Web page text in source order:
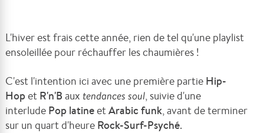
L'hiver est frais cette année, rien de tel qu'une playlist
ensoleillée pour réchauffer les chaumières !
C'est l'intention ici avec une première partie Hip-
Hop et R'n'B aux tendances soul, suivie d'une
interlude Pop latine etArabic funk, avant de terminer
sur un quart d'heure Rock-Surf-Psyché.